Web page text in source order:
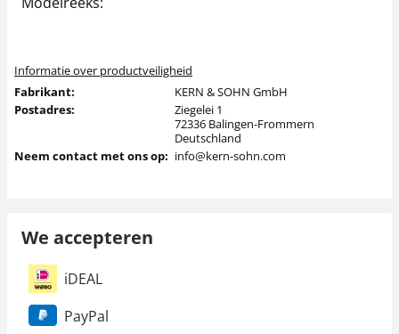
Informatie over productveiligheid
Fabrikant:
KERN & SOHN GmbH
Postadres:
Ziegelei 1
72336 Balingen-Frommern
Deutschland
Neem contact met ons op: info@kern-sohn.com
We accepteren
iDEAL
PayPal